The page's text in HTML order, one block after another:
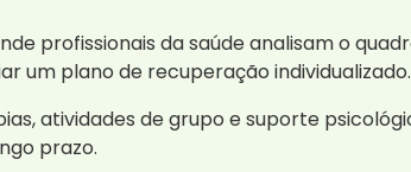
profissionais da saúde analisam o
um plano de recuperação individualizado.
atividades de grupo e suporte
prazo.